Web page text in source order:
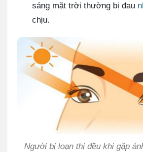
sáng mặt trời thường bị đau
chịu.
Người bị loạn thị đều khi gặp